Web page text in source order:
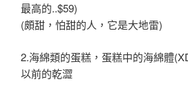
最高的..$59)
(頗甜，怕甜的人，它是大地雷)
2.海綿類的蛋糕，蛋糕中的海綿體
以前的乾澀